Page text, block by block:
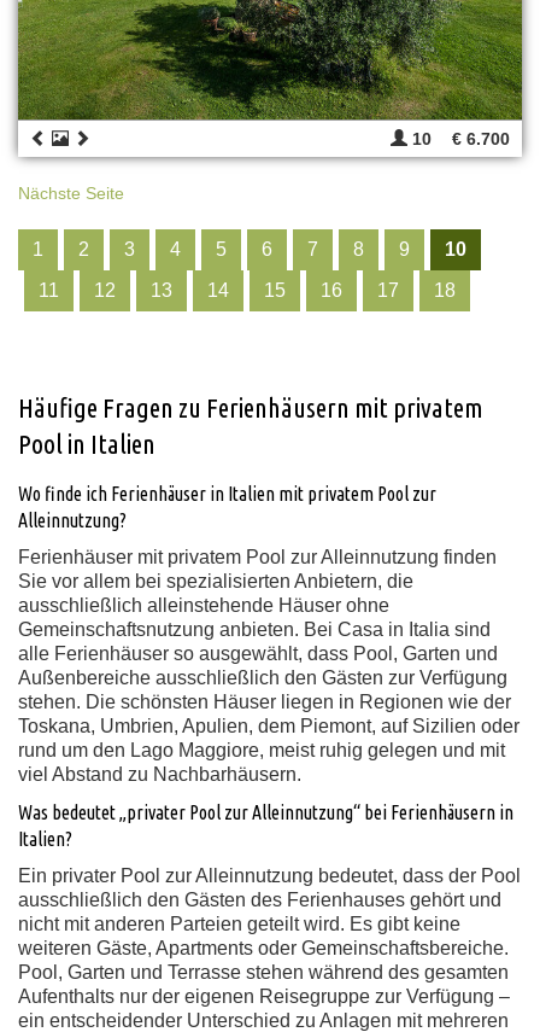
10 € 6.700
Nächste Seite
1 2 3 4 5 6 7 8 9
10
11
12 13 14 15 16 17 18
Häufige Fragen zu Ferienhäusern mit privatem
Pool in Italien
Wo finde ich Ferienhäuser in Italien mit privatem Pool zur
Alleinnutzung?
Ferienhäuser mit privatem Pool zur Alleinnutzung finden
Sie vor allem bei spezialisierten Anbietern, die
ausschließlich alleinstehende Häuser ohne
Gemeinschaftsnutzung anbieten. Bei Casa in Italia sind
alle Ferienhäuser so ausgewählt, dass Pool, Garten und
Außenbereiche ausschließlich den Gästen zur Verfügung
stehen. Die schönsten Häuser liegen in Regionen wie der
Toskana, Umbrien, Apulien, dem Piemont, auf Sizilien oder
rund um den Lago Maggiore, meist ruhig gelegen und mit
viel Abstand zu Nachbarhäusern.
Was bedeutet „privater Pool zur Alleinnutzung“ bei Ferienhäusern in
Italien?
Ein privater Pool zur Alleinnutzung bedeutet, dass der Pool
ausschließlich den Gästen des Ferienhauses gehört und
nicht mit anderen Parteien geteilt wird. Es gibt keine
weiteren Gäste, Apartments oder Gemeinschaftsbereiche.
Pool, Garten und Terrasse stehen während des gesamten
Aufenthalts nur der eigenen Reisegruppe zur Verfügung –
ein entscheidender Unterschied zu Anlagen mit mehreren